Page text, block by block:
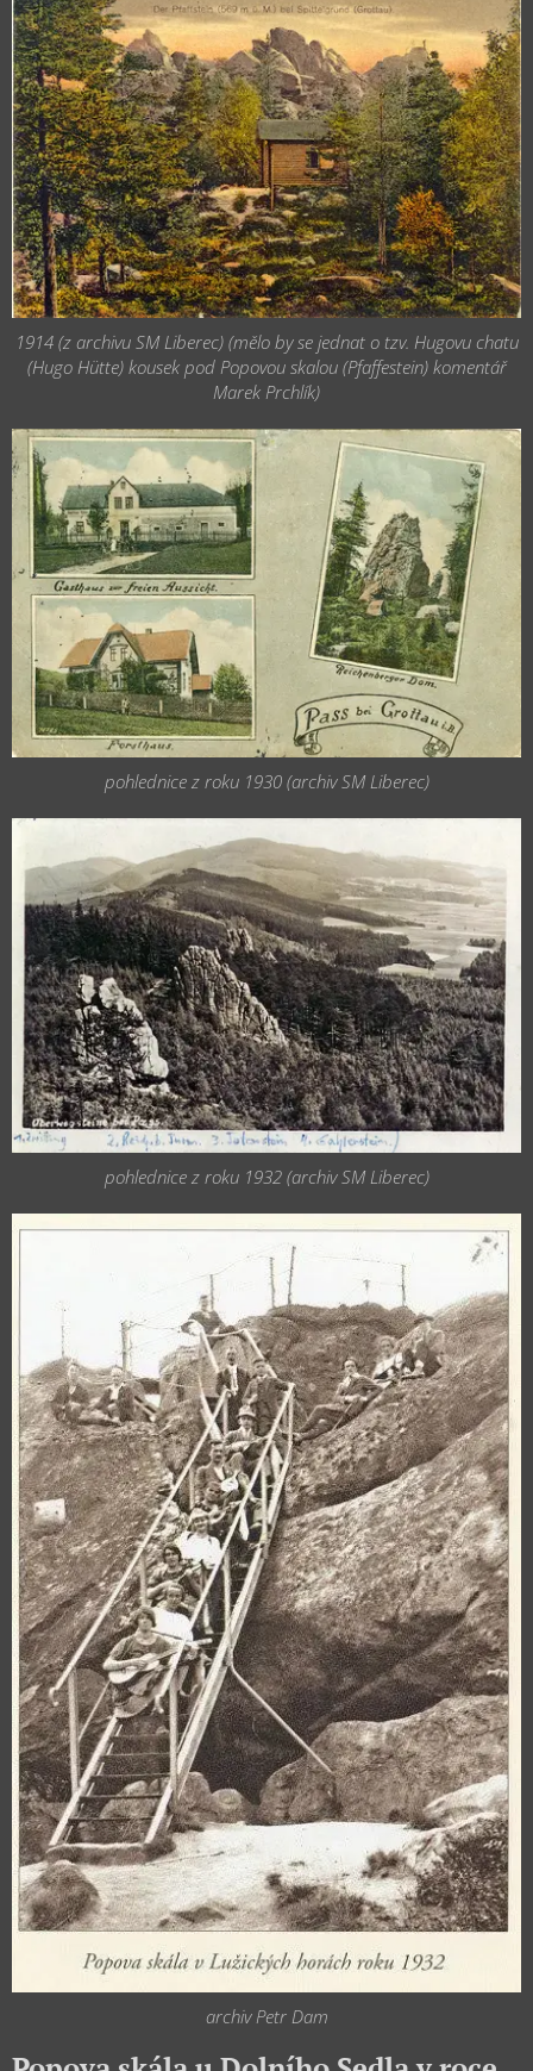
1914 (z archivu SM Liberec) (mělo by se jednat o tzv. Hugovu chatu
(Hugo Hütte) kousek pod Popovou skalou (Pfaffestein) komentář
Marek Prchlík)
pohlednice z roku 1930 (archiv SM Liberec)
pohlednice z roku 1932 (archiv SM Liberec)
archiv Petr Dam